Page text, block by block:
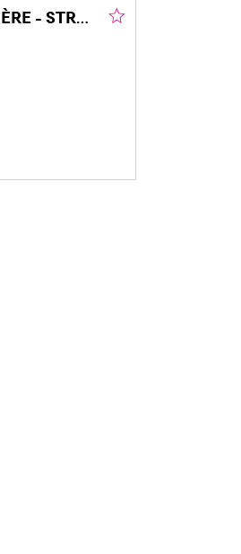
AU BORD DE LA RIVIÈRE - STRADA PRINCIPALE